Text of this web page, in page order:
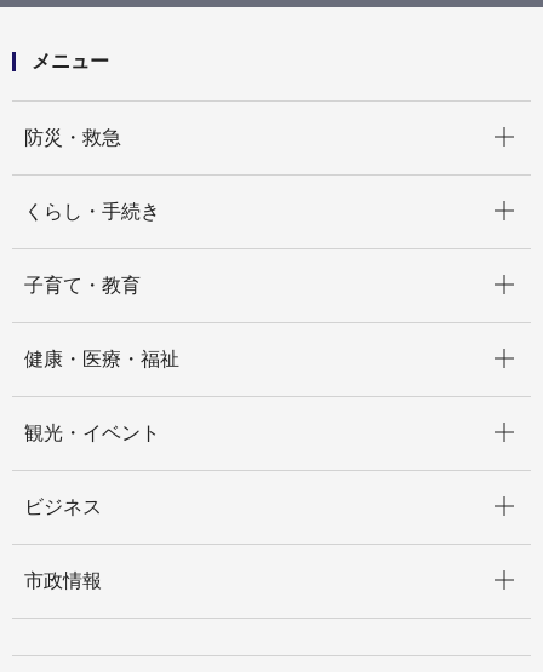
メニュー
防災・救急
くらし・手続き
子育て・教育
健康・医療・福祉
観光・イベント
ビジネス
市政情報